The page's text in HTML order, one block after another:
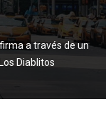
a través de un
Diablitos